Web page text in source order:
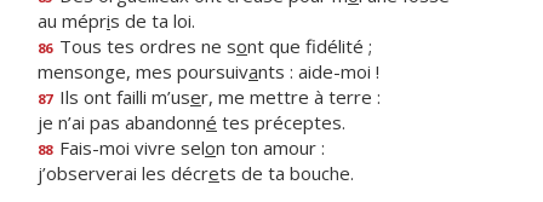
au mépris de ta loi.
86 Tous tes ordres ne sont que fidélité ;
mensonge, mes poursuivants : aide-moi !
87 Ils ont failli m’user, me mettre à terre :
je n’ai pas abandonné tes préceptes.
88 Fais-moi vivre selon ton amour :
j’observerai les décrets de ta bouche.